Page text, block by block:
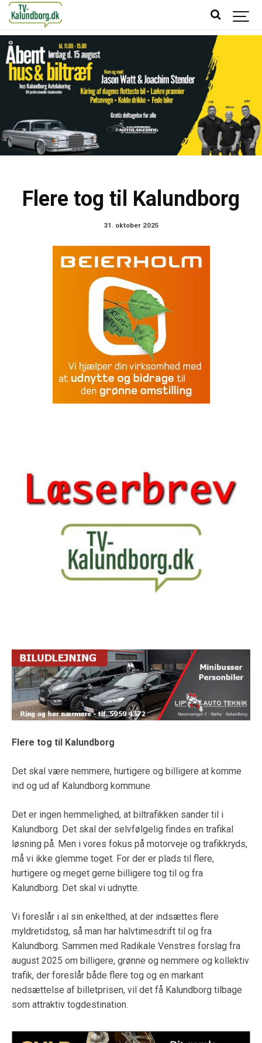
Flere tog til Kalundborg
31. oktober 2025
Flere tog til Kalundborg
Det skal være nemmere, hurtigere og billigere at komme
ind og ud af Kalundborg kommune.
Det er ingen hemmelighed, at biltrafikken sander til i
Kalundborg. Det skal der selvfølgelig findes en trafikal
løsning på. Men i vores fokus på motorveje og trafikkryds,
må vi ikke glemme toget. For der er plads til flere,
hurtigere og meget gerne billigere tog til og fra
Kalundborg. Det skal vi udnytte.
Vi foreslår i al sin enkelthed, at der indsættes flere
myldretidstog, så man har halvtimesdrift til og fra
Kalundborg. Sammen med Radikale Venstres forslag fra
august 2025 om billigere, grønne og nemmere og kollektiv
trafik, der foreslår både flere tog og en markant
nedsættelse af billetprisen, vil det få Kalundborg tilbage
som attraktiv togdestination.